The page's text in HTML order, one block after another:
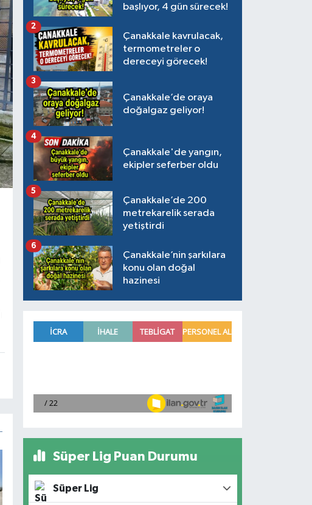
başlıyor, 4 gün sürecek!
Çanakkale kavrulacak,
termometreler o
dereceyi görecek!
2
Çanakkale’de oraya
doğalgaz geliyor!
3
Çanakkale'de yangın,
ekipler seferber oldu
4
Çanakkale’de 200
metrekarelik serada
yetiştirdi
5
Çanakkale’nin şarkılara
konu olan doğal
hazinesi
6
Süper Lig Puan Durumu
Süper Lig